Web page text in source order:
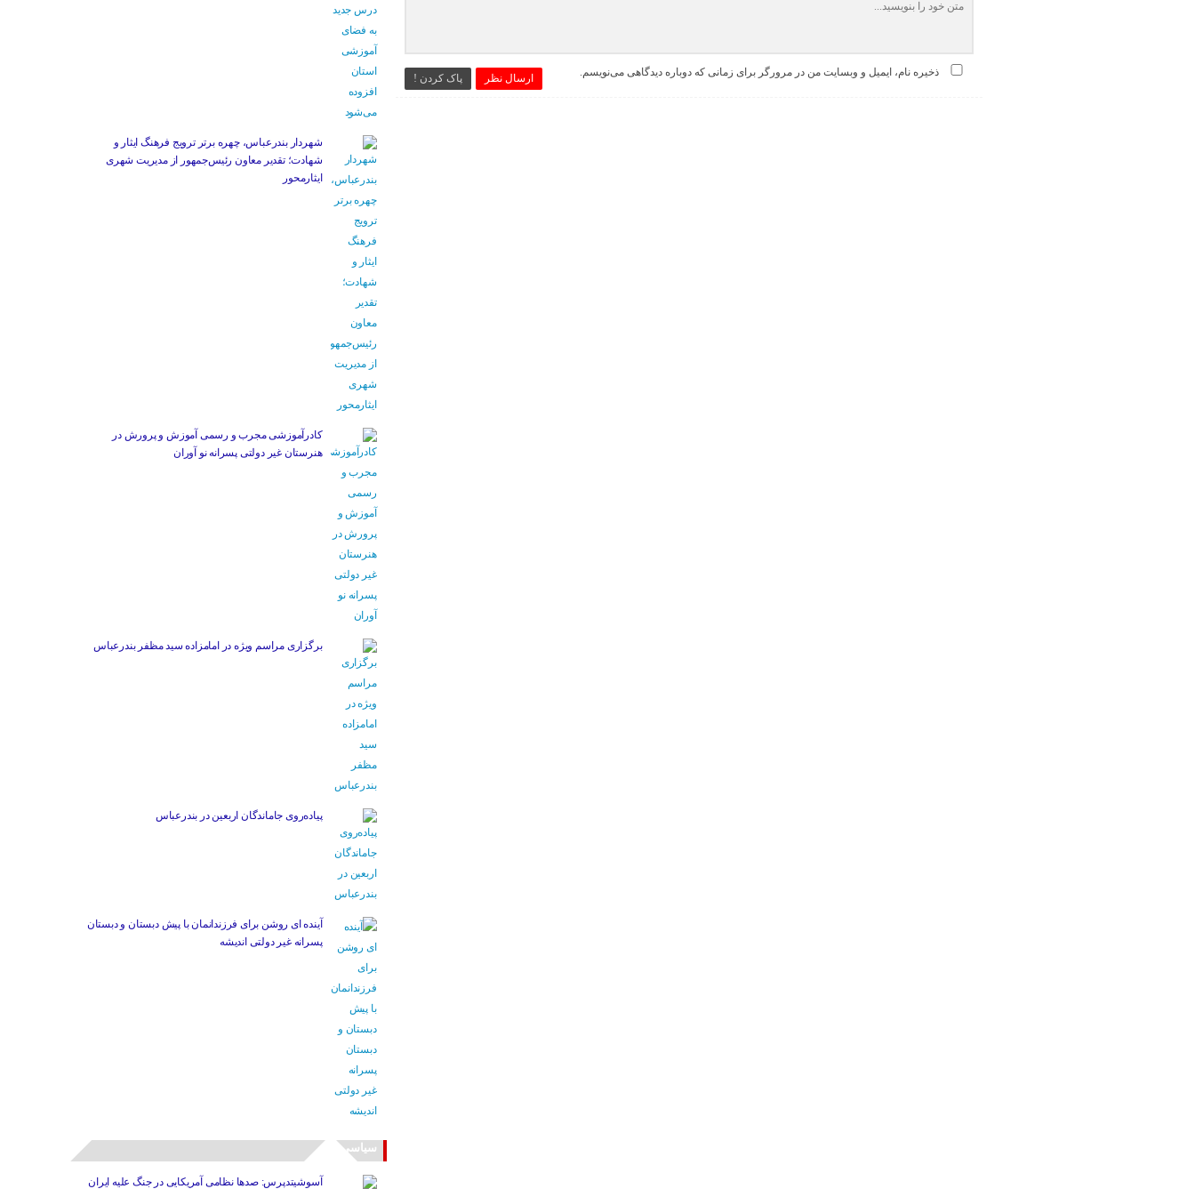
ارسال نظر پاک کردن ! ذخیره نام، ایمیل و وبسایت من در مرورگر برای زمانی که دوباره دیدگاهی می‌نویسم.
شهردار بندرعباس، چهره برتر ترویج فرهنگ ایثار و
شهادت؛ تقدیر معاون رئیس‌جمهور از مدیریت شهری
ایثارمحور
کادرآموزشی مجرب و رسمی آموزش و پرورش در
هنرستان غیر دولتی پسرانه نو آوران
برگزاری مراسم ویژه در امامزاده سید مظفر بندرعباس
پیاده‌روی جاماندگان اربعین در بندرعباس
آینده ای روشن برای فرزندانمان با پیش دبستان و دبستان
پسرانه غیر دولتی اندیشه
سیاسی
آسوشیتدپرس: صدها نظامی آمریکایی در جنگ علیه ایران